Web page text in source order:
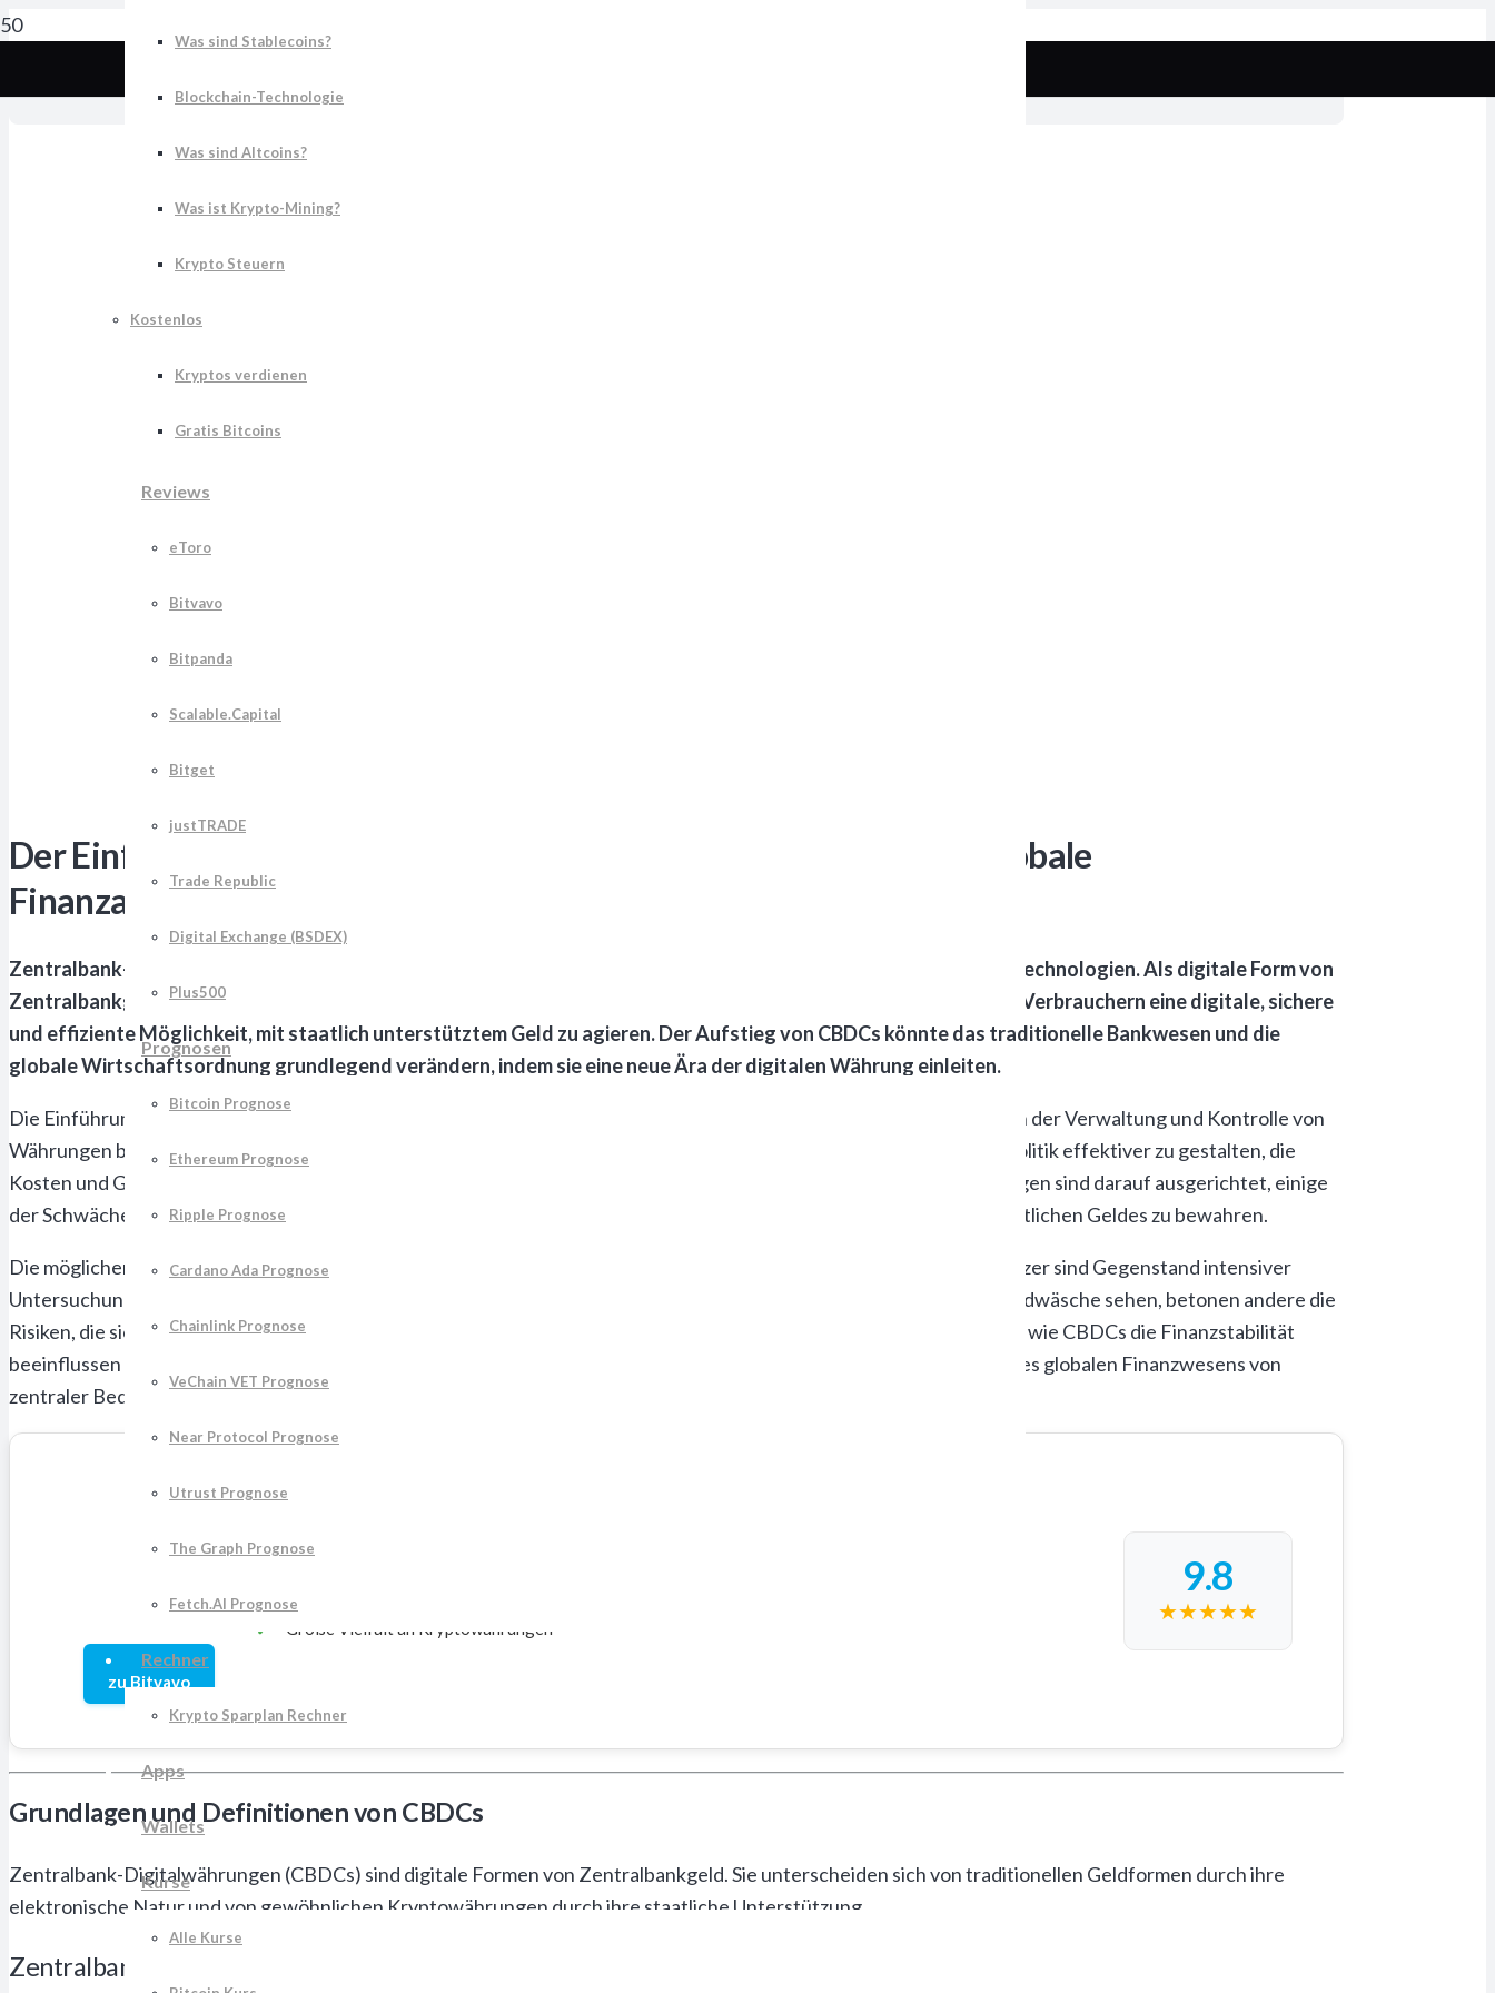
Was sind Stablecoins?
Blockchain-Technologie
Was sind Altcoins?
Was ist Krypto-Mining?
Krypto Steuern
Kostenlos
Kryptos verdienen
Gratis Bitcoins
Reviews
eToro
Bitvavo
Bitpanda
Scalable.Capital
Bitget
justTRADE
Trade Republic
Digital Exchange (BSDEX)
Plus500
Prognosen
Bitcoin Prognose
Ethereum Prognose
Ripple Prognose
Cardano Ada Prognose
Chainlink Prognose
VeChain VET Prognose
Near Protocol Prognose
Utrust Prognose
The Graph Prognose
Fetch.AI Prognose
Rechner
Krypto Sparplan Rechner
Apps
Wallets
Kurse
Alle Kurse
Der Einfluss von Zentralbank-Digitalwährungen (CBDCs) auf die globale
Finanzarchitektur
Zentralbank-Digitalwährungen (CBDCs) repräsentieren eine bahnbrechende Entwicklung in der Welt der Finanztechnologien. Als digitale Form von
Zentralbankgeld, das auf einer Blockchain-Technologie oder einer ähnlichen Technologie aufbaut, bieten sie den Verbrauchern eine digitale, sichere
und effiziente Möglichkeit, mit staatlich unterstütztem Geld zu agieren. Der Aufstieg von CBDCs könnte das traditionelle Bankwesen und die
globale Wirtschaftsordnung grundlegend verändern, indem sie eine neue Ära der digitalen Währung einleiten.
Die Einführung von CBDCs durch Länder überall auf der Welt deutet darauf hin, dass eine signifikante Veränderung in der Verwaltung und Kontrolle von
Währungen bevorsteht. Verschiedene Zentralbanken untersuchen bereits das Potenzial von CBDCs, um monetäre Politik effektiver zu gestalten, die
Kosten und Geschwindigkeit von Transaktionen zu verbessern und die finanzielle Inklusion zu fördern. Diese Währungen sind darauf ausgerichtet, einige
der Schwächen herkömmlicher Finanzsysteme zu überwinden und gleichzeitig die Relevanz und Souveränität des staatlichen Geldes zu bewahren.
Die möglichen Auswirkungen von CBDCs auf Handel, grenzüberschreitende Zahlungen und die Privatsphäre der Nutzer sind Gegenstand intensiver
Untersuchungen und Debatten. Während einige Experten CBDCs als Mittel zur Bekämpfung von Kriminalität und Geldwäsche sehen, betonen andere die
Risiken, die sich aus größerer staatlicher Überwachung und Kontrolle des Finanzsystems ergeben könnten. Die Frage, wie CBDCs die Finanzstabilität
beeinflussen und welche regulatorischen Rahmenbedingungen erforderlich sind, ist für die zukünftige Entwicklung des globalen Finanzwesens von
zentraler Bedeutung.
zu Bitvavo
Geringe Gebühren: ab 0,02%
Große Vielfalt an Kryptowährungen
9.8
★★★★★
Grundlagen und Definitionen von CBDCs
Zentralbank-Digitalwährungen (CBDCs) sind digitale Formen von Zentralbankgeld. Sie unterscheiden sich von traditionellen Geldformen durch ihre
elektronische Natur und von gewöhnlichen Kryptowährungen durch ihre staatliche Unterstützung.
Zentralbank-Digitalwährungen versus Kryptowährungen